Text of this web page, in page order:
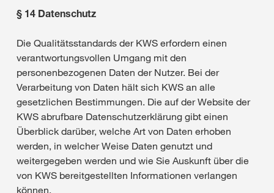
§ 14 Datenschutz
Die Qualitätsstandards der KWS erfordern einen
verantwortungsvollen Umgang mit den
personenbezogenen Daten der Nutzer. Bei der
Verarbeitung von Daten hält sich KWS an alle
gesetzlichen Bestimmungen. Die auf der Website der
KWS abrufbare Datenschutzerklärung gibt einen
Überblick darüber, welche Art von Daten erhoben
werden, in welcher Weise Daten genutzt und
weitergegeben werden und wie Sie Auskunft über die
von KWS bereitgestellten Informationen verlangen
können.